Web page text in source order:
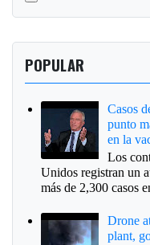
POPULAR
Casos
punto
en la
Los
Unidos registran un
más de 2,300 casos
Drone
plant,